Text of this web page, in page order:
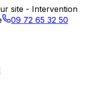
site - Intervention
09 72 65 32 50